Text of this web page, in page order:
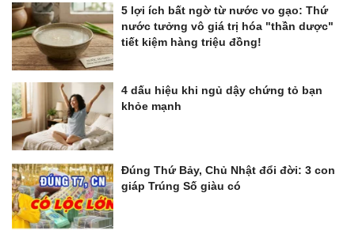
5 lợi ích bất ngờ từ nước vo gạo: Thứ
nước tưởng vô giá trị hóa "thần dược"
tiết kiệm hàng triệu đồng!
4 dấu hiệu khi ngủ dậy chứng tỏ bạn
khỏe mạnh
Đúng Thứ Bảy, Chủ Nhật đổi đời: 3 con
giáp Trúng Số giàu có